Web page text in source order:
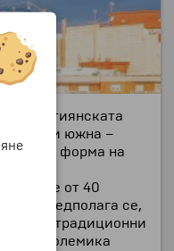
християнската
и южна –
във форма на
кула,
повече от 40
Предполага се,
на традиционни
полемика